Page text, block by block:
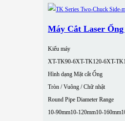
Máy Cắt Laser
Kiểu máy
XT-TK90-6XT-TK120-6XT-
Hình dạng Mặt cắt Ống
Tròn / Vuông / Chữ nhật
Round Pipe Diameter Range
10-90mm10-120mm10-160mm